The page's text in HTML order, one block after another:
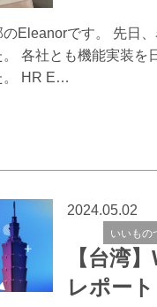
Eleanorです。 先日
各社とも機能実装を
。 HR E…
2024.05.02
いいもの
【台湾
レポート